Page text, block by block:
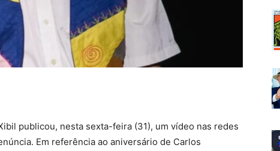
publicou, nesta sexta-feira (31), um vídeo nas redes
Em referência ao aniversário de Carlos